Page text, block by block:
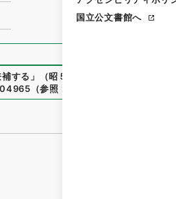
国立公文書館へ
する 」 （昭５９文部01841100-05100
（参照